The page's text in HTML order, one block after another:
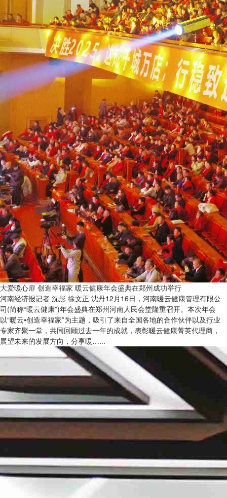
大爱暖心扉 创造幸福家 暖云健康年会盛典在郑州成功举行
河南经济报记者 沈彤 徐文正 沈丹12月16日，河南暖云健康管理有限公
司(简称“暖云健康”)年会盛典在郑州河南人民会堂隆重召开。本次年会
以“暖云•创造幸福家”为主题，吸引了来自全国各地的合作伙伴以及行业
专家齐聚一堂，共同回顾过去一年的成就，表彰暖云健康菁英代理商，
展望未来的发展方向，分享暖…...